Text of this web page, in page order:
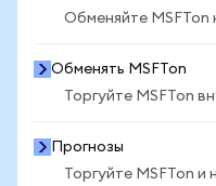
Обменяйте MSFTon
Обменять MSFTon
Торгуйте MSFTon
Прогнозы
Торгуйте MSFTon